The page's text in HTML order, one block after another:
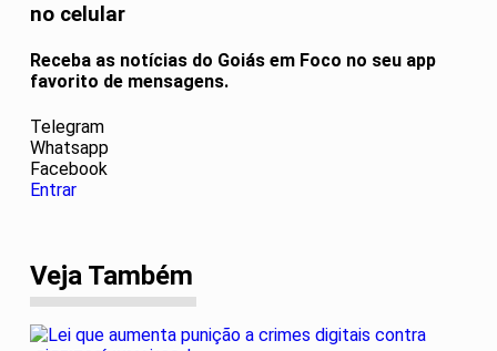
no celular
Receba as notícias do Goiás em Foco no seu app
favorito de mensagens.
Telegram
Whatsapp
Facebook
Entrar
Veja Também